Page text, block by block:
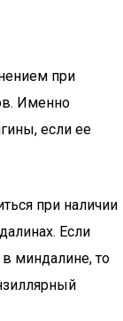
при
Именно
если ее
при наличии
Если
миндалине, то